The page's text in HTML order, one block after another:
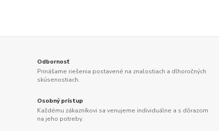
Odbornosť
Prinášame riešenia postavené na znalostiach a dlhoročných
skúsenostiach.
Osobný prístup
Každému zákazníkovi sa venujeme individuálne a s dôrazom
na jeho potreby.